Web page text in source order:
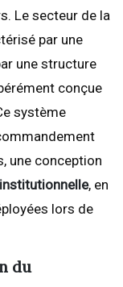
Le secteur de la
par une
une structure
conçue
système
une conception
, en
lors de
du